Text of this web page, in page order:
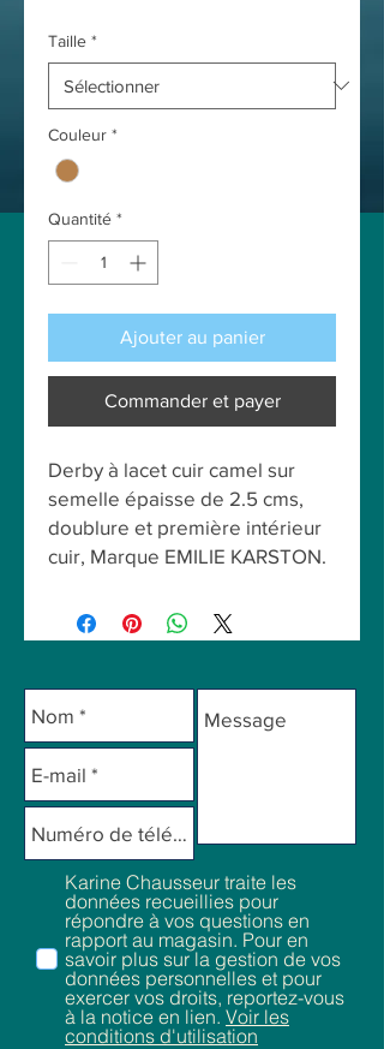
Taille *
Couleur *
Quantité *
Ajouter au panier
Commander et payer
Derby à lacet cuir camel sur
semelle épaisse de 2.5 cms,
doublure et première intérieur
cuir, Marque EMILIE KARSTON.
Karine Chausseur traite les
données recueillies pour
répondre à vos questions en
rapport au magasin. Pour en
savoir plus sur la gestion de vos
données personnelles et pour
exercer vos droits, reportez-vous
à la notice en lien. Voir les
conditions d'utilisation